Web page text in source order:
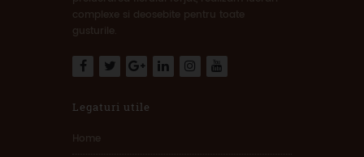
complexe si deosebite pentru toate
gusturile.
Legaturi utile
Home